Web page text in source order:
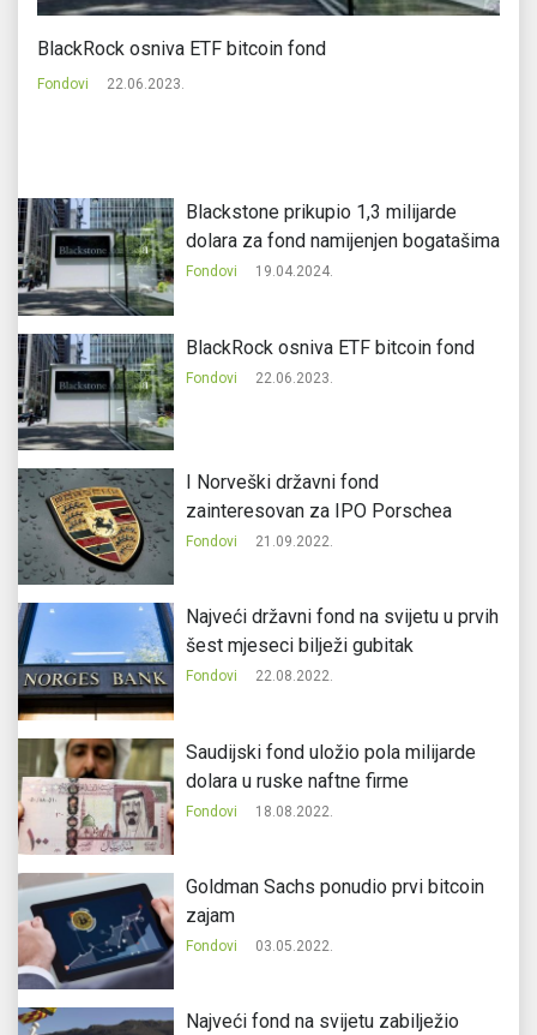
BlackRock osniva ETF bitcoin fond
Fondovi 22.06.2023.
Blackstone prikupio 1,3 milijarde
dolara za fond namijenjen bogatašima
Fondovi 19.04.2024.
BlackRock osniva ETF bitcoin fond
Fondovi 22.06.2023.
I Norveški državni fond
zainteresovan za IPO Porschea
Fondovi 21.09.2022.
Najveći državni fond na svijetu u prvih
šest mjeseci bilježi gubitak
Fondovi 22.08.2022.
Saudijski fond uložio pola milijarde
dolara u ruske naftne firme
Fondovi 18.08.2022.
Goldman Sachs ponudio prvi bitcoin
zajam
Fondovi 03.05.2022.
Najveći fond na svijetu zabilježio